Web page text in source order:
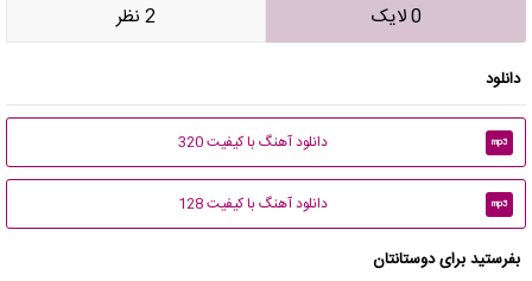
0 لایک 2 نظر
دانلود
mp3 دانلود آهنگ با کیفیت 320
mp3 دانلود آهنگ با کیفیت 128
بفرستید برای دوستانتان